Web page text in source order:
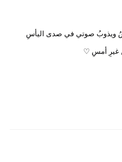
ويذوبُ صوتي في صدى اليأسِ
غيرِ أمسِ ♡